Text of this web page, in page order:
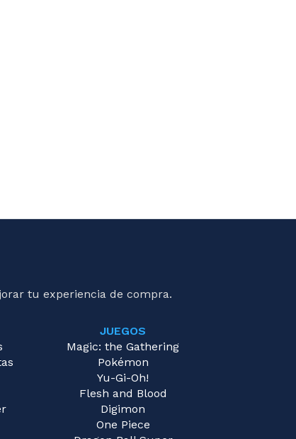
tu experiencia de compra.
JUEGOS
Magic: the Gathering
Pokémon
Yu-Gi-Oh!
Flesh and Blood
Digimon
One Piece